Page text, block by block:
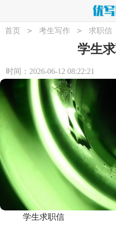
首页 > 考生写作 > 求职信
学生
时间：2026-06-12 08:22:21
学生求职信